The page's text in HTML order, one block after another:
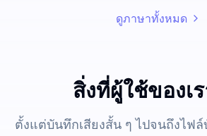
ดูภาษาทั้งหมด
สิ่งที่ผู้ใช้ของเ
ตั้งแต่บันทึกเสียงสั้น ๆ ไปจนถึงไฟ